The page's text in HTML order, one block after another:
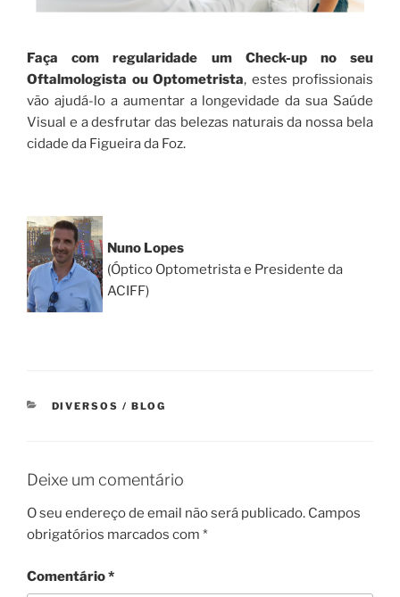
Faça com regularidade um Check-up no seu
Oftalmologista ou Optometrista, estes profissionais
vão ajudá-lo a aumentar a longevidade da sua Saúde
Visual e a desfrutar das belezas naturais da nossa bela
cidade da Figueira da Foz.
Nuno Lopes
(Óptico Optometrista e Presidente da
ACIFF)
CATEGORIAS
DIVERSOS / BLOG
Deixe um comentário
O seu endereço de email não será publicado. Campos
obrigatórios marcados com *
Comentário*